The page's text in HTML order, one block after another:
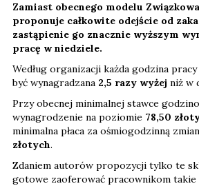
Zamiast obecnego modelu
proponuje całkowite odejście od
zastąpienie go znacznie wyższym
pracę w niedziele.
Według organizacji każda godzina
być wynagradzana 2,5 razy wyżej niż w
Przy obecnej minimalnej stawce
wynagrodzenie na poziomie 78,50
minimalna płaca za ośmiogodzinną
złotych.
Zdaniem autorów propozycji tylko te
gotowe zaoferować pracownikom takie